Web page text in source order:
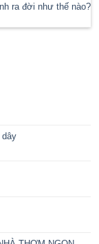
vào thị
sâu vào thị
giới. Chai lọ thủy
phẩm mà còn
gian thêm